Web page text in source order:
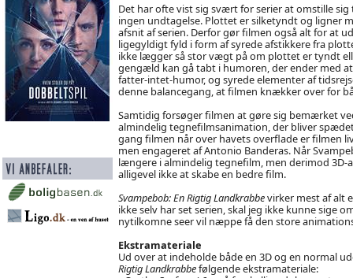
Det har ofte vist sig svært for serier at omstille
ingen undtagelse. Plottet er silketyndt og ligner
afsnit af serien. Derfor gør filmen også alt for at
ligegyldigt fyld i form af syrede afstikkere fra
ikke lægger så stor vægt på om plottet er tyndt
gengæld kan gå tabt i humoren, der ender med
fatter-intet-humor, og syrede elementer af
denne balancegang, at filmen knækker over for
Samtidig forsøger filmen at gøre sig bemærket
almindelig tegnefilmsanimation, der bliver
gang filmen når over havets overflade er filmen
men engageret af Antonio Banderas. Når
længere i almindelig tegnefilm, men derimod
alligevel ikke at skabe en bedre film.
Svampebob: En Rigtig Landkrabbevirker mest af alt
ikke selv har set serien, skal jeg ikke kunne sige
nytilkomne seer vil næppe få den store
Ekstramateriale
Ud over at indeholde både en 3D og en normal
Rigtig Landkrabbefølgende ekstramateriale: